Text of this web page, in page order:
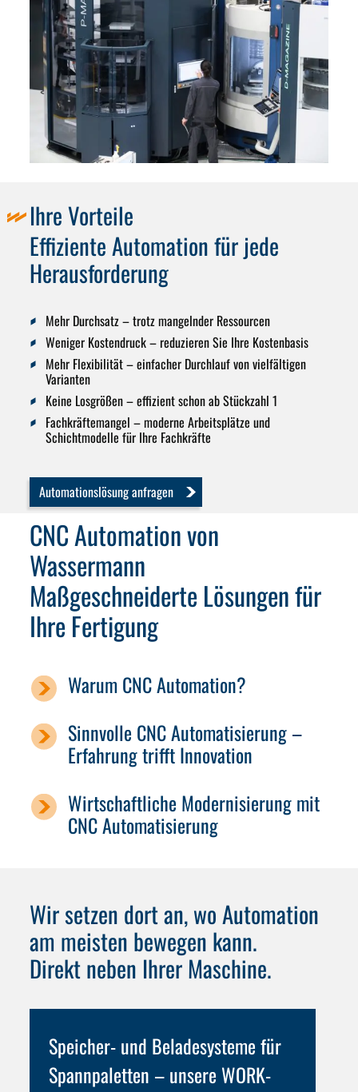
Ihre Vorteile
Effiziente Automation für jede
Herausforderung
Mehr Durchsatz– trotz mangelnder Ressourcen
Weniger Kostendruck– reduzieren Sie Ihre Kostenbasis
Mehr Flexibilität– einfacher Durchlauf von vielfältigen
Varianten
Keine Losgrößen– effizient schon ab Stückzahl 1
Fachkräftemangel – moderne Arbeitsplätze und
Schichtmodelle für Ihre Fachkräfte
Automationslösung anfragen
CNC Automation von
Wassermann
Maßgeschneiderte Lösungen für
Ihre Fertigung
Warum CNC Automation?
Sinnvolle CNC Automatisierung –
Erfahrung trifft Innovation
Wirtschaftliche Modernisierung mit
CNC Automatisierung
Wir setzen dort an, wo Automation
am meisten bewegen kann.
Direkt neben Ihrer Maschine.
Speicher- und Beladesysteme für
Spannpaletten –unsere WORK-